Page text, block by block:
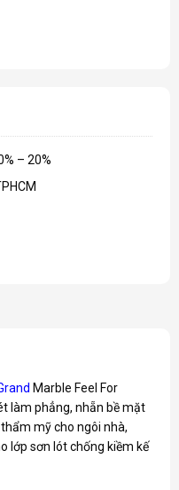
– 20%
Marble Feel For
làm phẳng, nhẵn bề mặt
mỹ cho ngôi nhà,
lớp sơn lót chống kiềm kế